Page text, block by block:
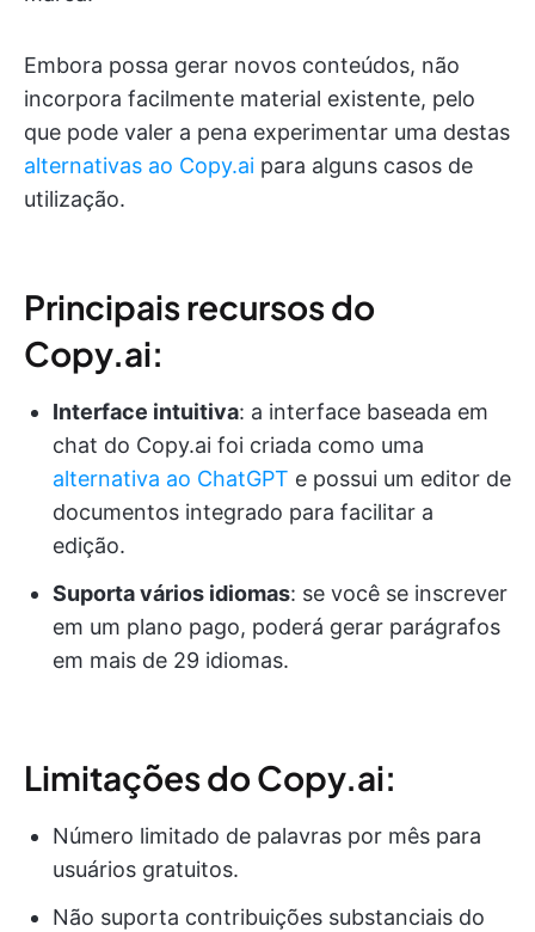
Embora possa gerar novos conteúdos, não
incorpora facilmente material existente, pelo
que pode valer a pena experimentar uma destas
alternativas ao Copy.ai para alguns casos de
utilização.
Principais recursos do
Copy.ai:
Interface intuitiva: a interface baseada em
chat do Copy.ai foi criada como uma
alternativa ao ChatGPT e possui um editor de
documentos integrado para facilitar a
edição.
Suporta vários idiomas: se você se inscrever
em um plano pago, poderá gerar parágrafos
em mais de 29 idiomas.
Limitações do Copy.ai:
Número limitado de palavras por mês para
usuários gratuitos.
Não suporta contribuições substanciais do